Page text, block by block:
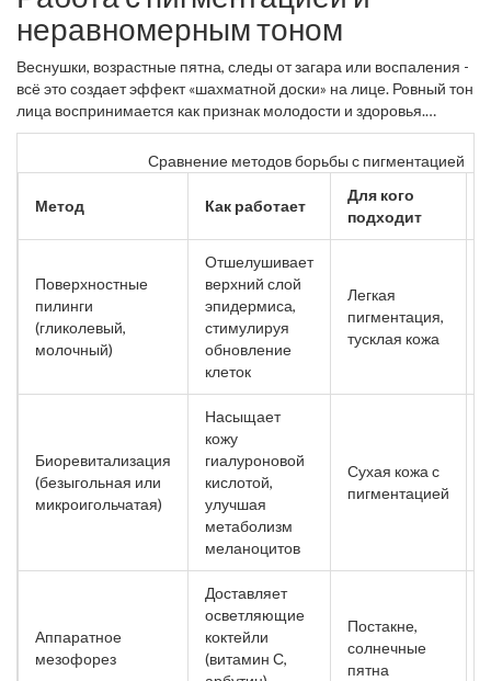
неравномерным тоном
Веснушки, возрастные пятна, следы от загара или воспаления -
всё это создает эффект «шахматной доски» на лице. Ровный тон
лица воспринимается как признак молодости и здоровья.
Эстетист использует несколько мощных инструментов для
решения этой задачи.Сравнение методов борьбы с пигментацией
Метод Как работает
Для кого
подходит
Поверхностные
пилинги
(гликолевый,
молочный)
Отшелушивает
верхний слой
эпидермиса,
стимулируя
обновление
клеток
Легкая
пигментация,
тусклая кожа
Биоревитализация
(безыгольная или
микроигольчатая)
Насыщает
кожу
гиалуроновой
кислотой,
улучшая
метаболизм
меланоцитов
Сухая кожа с
пигментацией
Аппаратное
мезофорез
Доставляет
осветляющие
коктейли
(витамин С,
Постакне,
солнечные
пятна